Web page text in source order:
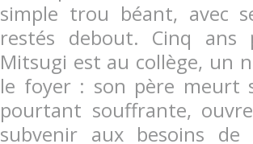
simple trou béant, avec
restés debout. Cinq
Mitsugi est au collège, un
le foyer : son père meurt
pourtant souffrante,
subvenir aux besoins